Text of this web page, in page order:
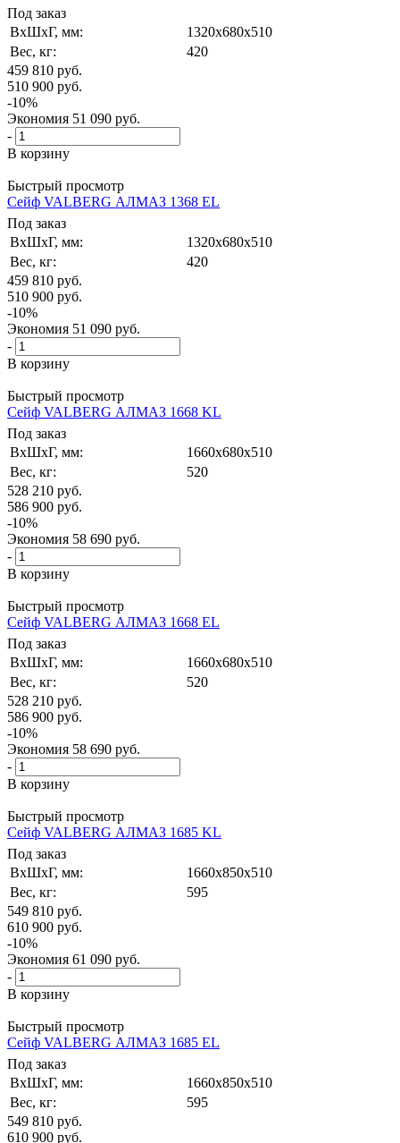
Под заказ
ВxШxГ, мм:
1320x680x510
Вес, кг:
420
459 810 руб.
510 900 руб.
-10%
Экономия 51 090 руб.
-
В корзину
Быстрый просмотр
Сейф VALBERG АЛМАЗ 1368 EL
Под заказ
ВxШxГ, мм:
1320x680x510
Вес, кг:
420
459 810 руб.
510 900 руб.
-10%
Экономия 51 090 руб.
-
В корзину
Быстрый просмотр
Сейф VALBERG АЛМАЗ 1668 KL
Под заказ
ВxШxГ, мм:
1660x680x510
Вес, кг:
520
528 210 руб.
586 900 руб.
-10%
Экономия 58 690 руб.
-
В корзину
Быстрый просмотр
Сейф VALBERG АЛМАЗ 1668 EL
Под заказ
ВxШxГ, мм:
1660x680x510
Вес, кг:
520
528 210 руб.
586 900 руб.
-10%
Экономия 58 690 руб.
-
В корзину
Быстрый просмотр
Сейф VALBERG АЛМАЗ 1685 KL
Под заказ
ВxШxГ, мм:
1660x850x510
Вес, кг:
595
549 810 руб.
610 900 руб.
-10%
Экономия 61 090 руб.
-
В корзину
Быстрый просмотр
Сейф VALBERG АЛМАЗ 1685 EL
Под заказ
ВxШxГ, мм:
1660x850x510
Вес, кг:
595
549 810 руб.
610 900 руб.